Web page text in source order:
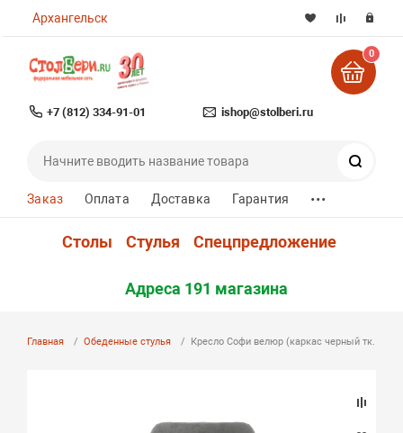
Архангельск
+7 (812) 334-91-01 ishop@stolberi.ru
0
Заказ Оплата Доставка Гарантия ...
Столы Стулья Спецпредложение
Адреса 191 магазина
Главная Обеденные стулья Кресло Софи велюр (каркас черный тк.